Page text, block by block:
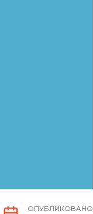
ОПУБЛИКОВАНО